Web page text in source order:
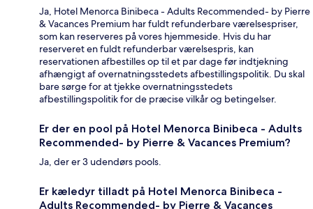
Ja, Hotel Menorca Binibeca - Adults Recommended- by Pierre
& Vacances Premium har fuldt refunderbare værelsespriser,
som kan reserveres på vores hjemmeside. Hvis du har
reserveret en fuldt refunderbar værelsespris, kan
reservationen afbestilles op til et par dage før indtjekning
afhængigt af overnatningsstedets afbestillingspolitik. Du skal
bare sørge for at tjekke overnatningsstedets
afbestillingspolitik for de præcise vilkår og betingelser.
Er der en pool på Hotel Menorca Binibeca - Adults
Recommended- by Pierre & Vacances Premium?
Ja, der er 3 udendørs pools.
Er kæledyr tilladt på Hotel Menorca Binibeca -
Adults Recommended- by Pierre & Vacances